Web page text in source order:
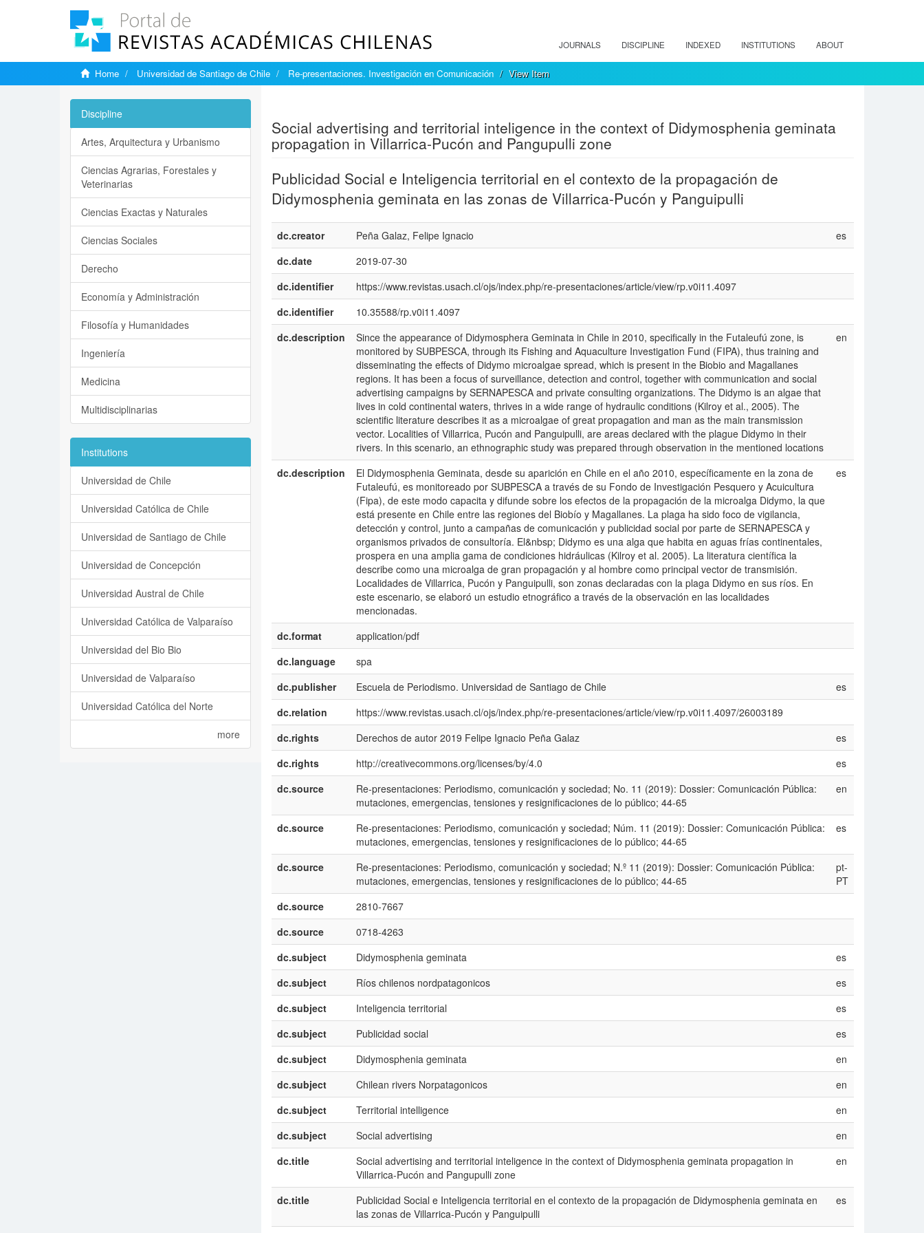
JOURNALS DISCIPLINE INDEXED INSTITUTIONS ABOUT
Home Universidad de Santiago de Chile Re-presentaciones. Investigación en Comunicación View Item
Social advertising and territorial inteligence in the context of Didymosphenia geminata
propagation in Villarrica-Pucón and Pangupulli zone
Publicidad Social e Inteligencia territorial en el contexto de la propagación de
Didymosphenia geminata en las zonas de Villarrica-Pucón y Panguipulli
dc.creator Peña Galaz, Felipe Ignacio
es
dc.date
2019-07-30
dc.identifier
https://www.revistas.usach.cl/ojs/index.php/re-presentaciones/article/view/rp.v0i11.4097
dc.identifier
10.35588/rp.v0i11.4097
dc.description
Since the appearance of Didymosphera Geminata in Chile in 2010, specifically in the Futaleufú zone, is
monitored by SUBPESCA, through its Fishing and Aquaculture Investigation Fund (FIPA), thus training and
disseminating the effects of Didymo microalgae spread, which is present in the Biobio and Magallanes
regions. It has been a focus of surveillance, detection and control, together with communication and social
advertising campaigns by SERNAPESCA and private consulting organizations. The Didymo is an algae that
lives in cold continental waters, thrives in a wide range of hydraulic conditions (Kilroy et al., 2005). The
scientific literature describes it as a microalgae of great propagation and man as the main transmission
vector. Localities of Villarrica, Pucón and Panguipulli, are areas declared with the plague Didymo in their
rivers. In this scenario, an ethnographic study was prepared through observation in the mentioned locations
en
dc.description
El Didymosphenia Geminata, desde su aparición en Chile en el año 2010, específicamente en la zona de
Futaleufú, es monitoreado por SUBPESCA a través de su Fondo de Investigación Pesquero y Acuicultura
(Fipa), de este modo capacita y difunde sobre los efectos de la propagación de la microalga Didymo, la que
está presente en Chile entre las regiones del Biobío y Magallanes. La plaga ha sido foco de vigilancia,
detección y control, junto a campañas de comunicación y publicidad social por parte de SERNAPESCA y
organismos privados de consultoría. El&nbsp; Didymo es una alga que habita en aguas frías continentales,
prospera en una amplia gama de condiciones hidráulicas (Kilroy et al. 2005). La literatura científica la
describe como una microalga de gran propagación y al hombre como principal vector de transmisión.
Localidades de Villarrica, Pucón y Panguipulli, son zonas declaradas con la plaga Didymo en sus ríos. En
este escenario, se elaboró un estudio etnográfico a través de la observación en las localidades
mencionadas.
es
dc.format
application/pdf
dc.language
spa
dc.publisher
Escuela de Periodismo. Universidad de Santiago de Chile
es
dc.relation
https://www.revistas.usach.cl/ojs/index.php/re-presentaciones/article/view/rp.v0i11.4097/26003189
dc.rights
Derechos de autor 2019 Felipe Ignacio Peña Galaz
es
dc.rights
http://creativecommons.org/licenses/by/4.0
es
dc.source
Re-presentaciones: Periodismo, comunicación y sociedad; No. 11 (2019): Dossier: Comunicación Pública:
mutaciones, emergencias, tensiones y resignificaciones de lo público; 44-65
en
dc.source
Re-presentaciones: Periodismo, comunicación y sociedad; Núm. 11 (2019): Dossier: Comunicación Pública:
mutaciones, emergencias, tensiones y resignificaciones de lo público; 44-65
es
dc.source
Re-presentaciones: Periodismo, comunicación y sociedad; N.º 11 (2019): Dossier: Comunicación Pública:
mutaciones, emergencias, tensiones y resignificaciones de lo público; 44-65
pt-
PT
dc.source
2810-7667
dc.source
0718-4263
dc.subject
Didymosphenia geminata
es
dc.subject
Ríos chilenos nordpatagonicos
es
dc.subject
Inteligencia territorial
es
dc.subject
Publicidad social
es
dc.subject
Didymosphenia geminata
en
dc.subject
Chilean rivers Norpatagonicos
en
dc.subject
Territorial intelligence
en
dc.subject
Social advertising
en
dc.title
Social advertising and territorial inteligence in the context of Didymosphenia geminata propagation in
Villarrica-Pucón and Pangupulli zone
en
dc.title
Publicidad Social e Inteligencia territorial en el contexto de la propagación de Didymosphenia geminata en
las zonas de Villarrica-Pucón y Panguipulli
es
Discipline
Artes, Arquitectura y Urbanismo
Ciencias Agrarias, Forestales y
Veterinarias
Ciencias Exactas y Naturales
Ciencias Sociales
Derecho
Economía y Administración
Filosofía y Humanidades
Ingeniería
Medicina
Multidisciplinarias
Institutions
Universidad de Chile
Universidad Católica de Chile
Universidad de Santiago de Chile
Universidad de Concepción
Universidad Austral de Chile
Universidad Católica de Valparaíso
Universidad del Bio Bio
Universidad de Valparaíso
Universidad Católica del Norte
more